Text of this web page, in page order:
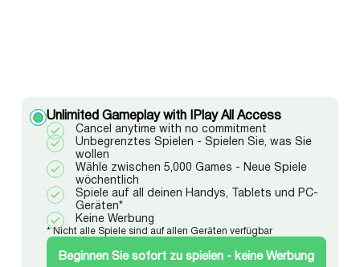
Unlimited Gameplay with IPlay All Access
Cancel anytime with no commitment
Unbegrenztes Spielen - Spielen Sie, was Sie
wollen
Wähle zwischen 5,000 Games - Neue Spiele
wöchentlich
Spiele auf all deinen Handys, Tablets und PC-
Geräten*
Keine Werbung
* Nicht alle Spiele sind auf allen Geräten verfügbar
Beginnen Sie sofort zu spielen - keine Werbung